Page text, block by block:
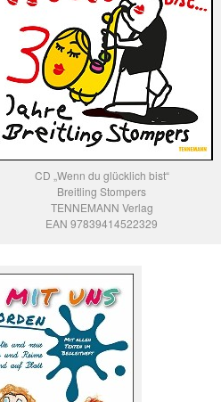
CD „Wenn du glücklich bist“
Breitling Stompers
TENNEMANN Verlag
EAN 97839414522329